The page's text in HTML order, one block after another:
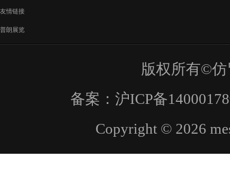
友情链接
普朗展览
版权所有©
备案： 沪ICP备
Copyright © 2026